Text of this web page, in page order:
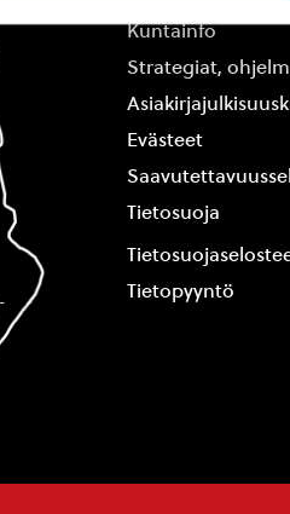
Kuntainfo
Strategiat,
Evästeet
Tietosuoja
Tietopyyntö